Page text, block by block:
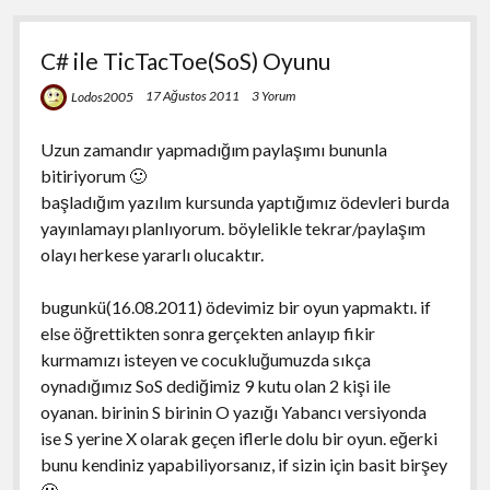
C# ile TicTacToe(SoS) Oyunu
Lodos2005 17 Ağustos 2011 3 Yorum
Uzun zamandır yapmadığım paylaşımı bununla
bitiriyorum 🙂
başladığım yazılım kursunda yaptığımız ödevleri burda
yayınlamayı planlıyorum. böylelikle tekrar/paylaşım
olayı herkese yararlı olucaktır.
bugunkü(16.08.2011) ödevimiz bir oyun yapmaktı. if
else öğrettikten sonra gerçekten anlayıp fikir
kurmamızı isteyen ve cocukluğumuzda sıkça
oynadığımız SoS dediğimiz 9 kutu olan 2 kişi ile
oyanan. birinin S birinin O yazığı Yabancı versiyonda
ise S yerine X olarak geçen iflerle dolu bir oyun. eğerki
bunu kendiniz yapabiliyorsanız, if sizin için basit birşey